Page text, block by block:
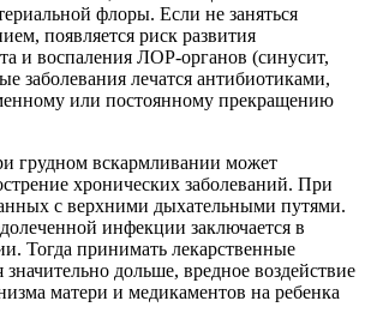
флоры. Если не заняться
появляется риск развития
и воспаления ЛОР-органов (синусит,
заболевания лечатся антибиотиками,
или постоянному прекращению
грудном вскармливании может
хронических заболеваний. При
с верхними дыхательными путями.
инфекции заключается в
Тогда принимать лекарственные
дольше, вредное воздействие
матери и медикаментов на ребенка